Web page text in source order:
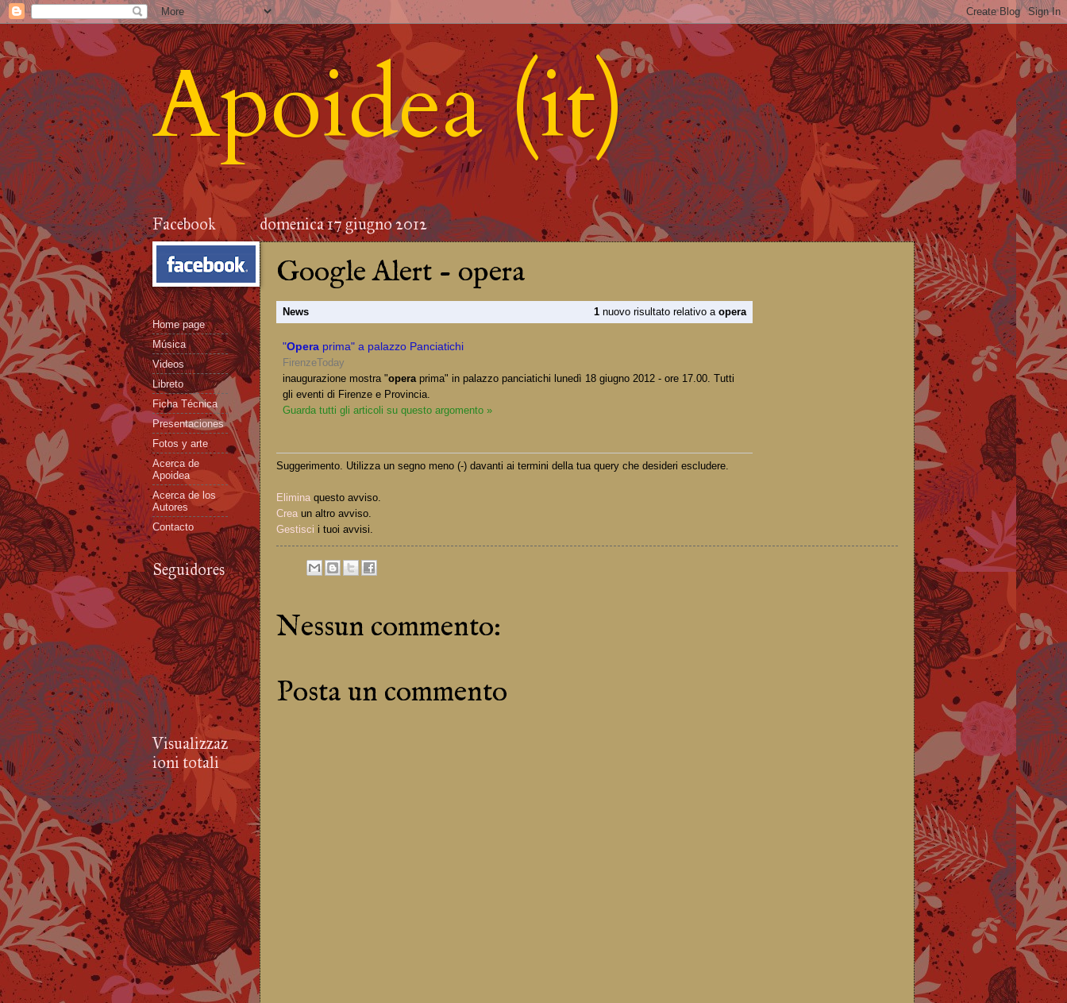
Apoidea (it)
domenica 17 giugno 2012
Google Alert - opera
News 1 nuovo risultato relativo a opera
"Opera prima" a palazzo Panciatichi
FirenzeToday
inaugurazione mostra "opera prima" in palazzo panciatichi lunedì 18 giugno 2012 - ore 17.00. Tutti
gli eventi di Firenze e Provincia.
Guarda tutti gli articoli su questo argomento »
Suggerimento. Utilizza un segno meno (-) davanti ai termini della tua query che desideri escludere.
Elimina questo avviso.
Crea un altro avviso.
Gestisci i tuoi avvisi.
Nessun commento:
Posta un commento
Facebook
Home page
Música
Videos
Libreto
Ficha Técnica
Presentaciones
Fotos y arte
Acerca de
Apoidea
Acerca de los
Autores
Contacto
Seguidores
Visualizzaz
ioni totali